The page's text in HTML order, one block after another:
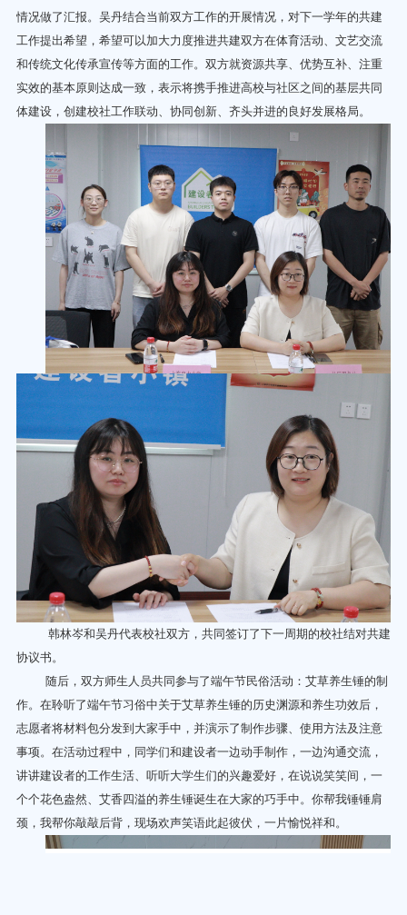
情况做了汇报。吴丹结合当前双方工作的开展情况，对下一学年的共建
工作提出希望，希望可以加大力度推进共建双方在体育活动、文艺交流
和传统文化传承宣传等方面的工作。双方就资源共享、优势互补、注重
实效的基本原则达成一致，表示将携手推进高校与社区之间的基层共同
体建设，创建校社工作联动、协同创新、齐头并进的良好发展格局。
韩林岑和吴丹代表校社双方，共同签订了下一周期的校社结对共建
协议书。
随后，双方师生人员共同参与了端午节民俗活动：艾草养生锤的制
作。在聆听了端午节习俗中关于艾草养生锤的历史渊源和养生功效后，
志愿者将材料包分发到大家手中，并演示了制作步骤、使用方法及注意
事项。在活动过程中，同学们和建设者一边动手制作，一边沟通交流，
讲讲建设者的工作生活、听听大学生们的兴趣爱好，在说说笑笑间，一
个个花色盎然、艾香四溢的养生锤诞生在大家的巧手中。你帮我锤锤肩
颈，我帮你敲敲后背，现场欢声笑语此起彼伏，一片愉悦祥和。